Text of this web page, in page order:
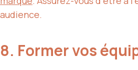
audience.
8. Former vos